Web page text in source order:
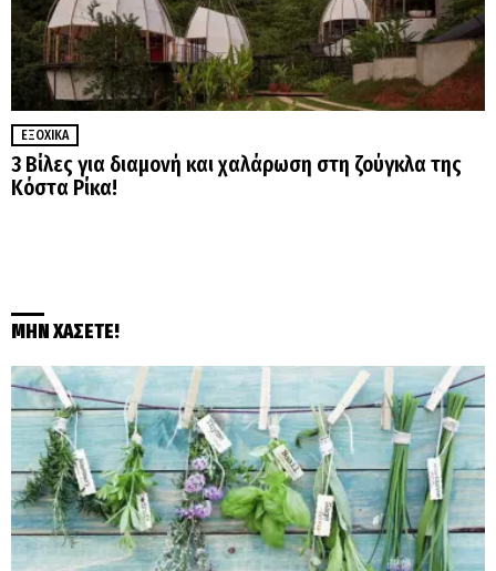
ΕΞΟΧΙΚΆ
3 Βίλες για διαμονή και χαλάρωση στη ζούγκλα της
Κόστα Ρίκα!
ΜΗΝ ΧΑΣΕΤΕ!